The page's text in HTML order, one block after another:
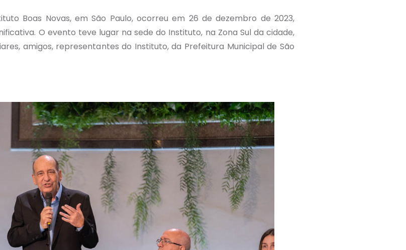
Boas Novas, em São Paulo, ocorreu em 26 de dezembro de 2023,
O evento teve lugar na sede do Instituto, na Zona Sul da cidade,
amigos, representantes do Instituto, da Prefeitura Municipal de São